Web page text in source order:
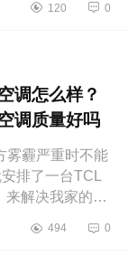
120 0
调怎么样？
调质量好吗
霾严重时不能
排了一台TCL
来解决我家的客
c7新风空调怎
494 0